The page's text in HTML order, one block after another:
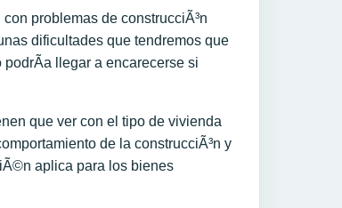
problemas de construcciÃ³n
dificultades que tendremos que
llegar a encarecerse si
que ver con el tipo de vivienda
de la construcciÃ³n y
aplica para los bienes